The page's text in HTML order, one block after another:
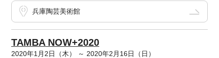
兵庫陶芸美術館
TAMBA NOW+2020
2020年1月2日（木） ～ 2020年2月16日（日）